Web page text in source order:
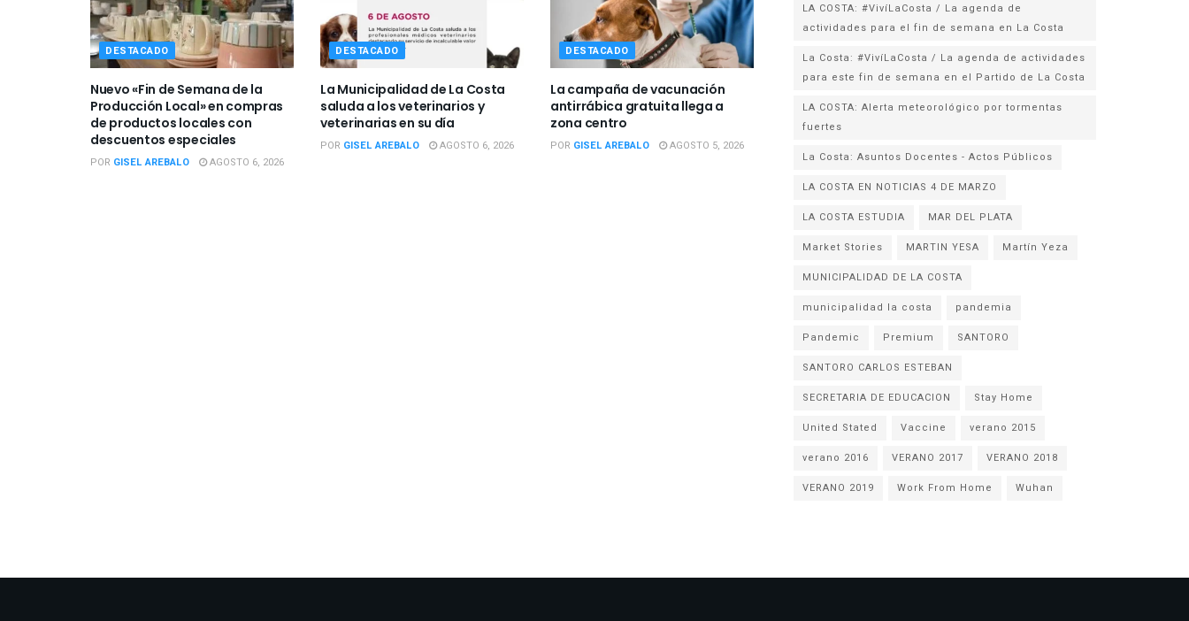
DESTACADO
Nuevo «Fin de Semana de la
Producción Local» en compras
de productos locales con
descuentos especiales
POR GISEL AREBALO AGOSTO 6, 2026
DESTACADO
La Municipalidad de La Costa
saluda a los veterinarios y
veterinarias en su día
POR GISEL AREBALO AGOSTO 6, 2026
DESTACADO
La campaña de vacunación
antirrábica gratuita llega a
zona centro
POR GISEL AREBALO AGOSTO 5, 2026
LA COSTA: #VivíLaCosta / La agenda de
actividades para el fin de semana en La Costa
La Costa: #VivíLaCosta / La agenda de actividades
para este fin de semana en el Partido de La Costa
LA COSTA: Alerta meteorológico por tormentas
fuertes
La Costa: Asuntos Docentes - Actos Públicos
LA COSTA EN NOTICIAS 4 DE MARZO
LA COSTA ESTUDIA
MAR DEL PLATA
Market Stories
MARTIN YESA
Martín Yeza
MUNICIPALIDAD DE LA COSTA
municipalidad la costa
pandemia
Pandemic
Premium
SANTORO
SANTORO CARLOS ESTEBAN
SECRETARIA DE EDUCACION
Stay Home
United Stated
Vaccine
verano 2015
verano 2016
VERANO 2017
VERANO 2018
VERANO 2019
Work From Home Wuhan